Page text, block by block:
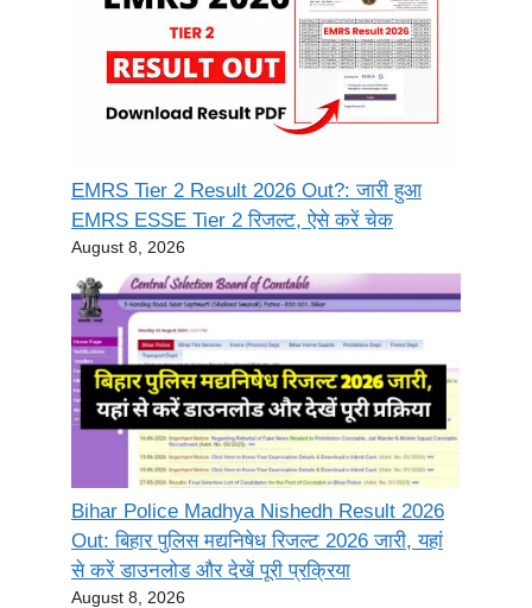
EMRS Tier 2 Result 2026 Out?: जारी हुआ
EMRS ESSE Tier 2 रिजल्ट, ऐसे करें चेक
August 8, 2026
Bihar Police Madhya Nishedh Result 2026
Out: बिहार पुलिस मद्यनिषेध रिजल्ट 2026 जारी, यहां
से करें डाउनलोड और देखें पूरी प्रक्रिया
August 8, 2026